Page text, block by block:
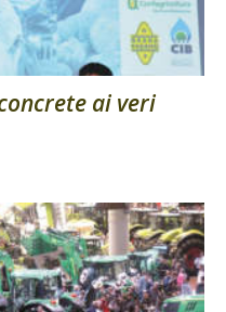
ai veri